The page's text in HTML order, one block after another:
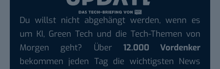
Du willst nicht abgehängt werden, wenn es
um KI, Green Tech und die Tech-Themen von
Morgen geht? Über 12.000 Vordenker
bekommen jeden Tag die wichtigsten News